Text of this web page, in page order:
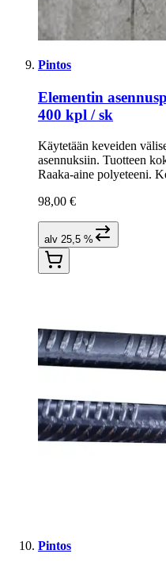
Pintos
Elementin
400 kpl / sk
Käytetään keveiden
asennuksiin. Tuotteen
Raaka-aine polyeteeni.
98,00 €
alv 25,5 %
Pintos